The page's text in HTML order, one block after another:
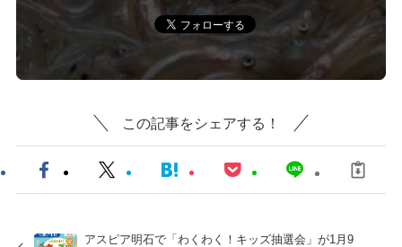
この記事をシェアする！
アスピア明石で「わくわく！キッズ抽選会」が1月9